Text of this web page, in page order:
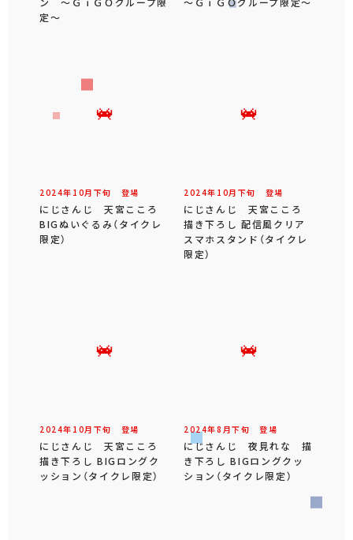
定～
2024年 10月 下旬 登場
にじさんじ 天宮こころ
BIGぬいぐるみ（タイクレ
限定）
2024年 10月 下旬 登場
にじさんじ 天宮こころ
描き下ろし 配信風クリア
スマホスタンド（タイクレ
限定）
2024年 10月 下旬 登場
にじさんじ 天宮こころ
描き下ろし BIGロングク
ッション（タイクレ限定）
2024年8 月下旬 登場
にじさんじ 夜見れな 描
き下ろし BIGロングクッ
ション（タイクレ限定）